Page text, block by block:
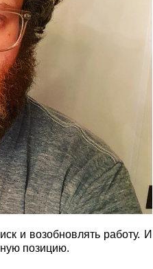
и возобновлять работу. И
позицию.